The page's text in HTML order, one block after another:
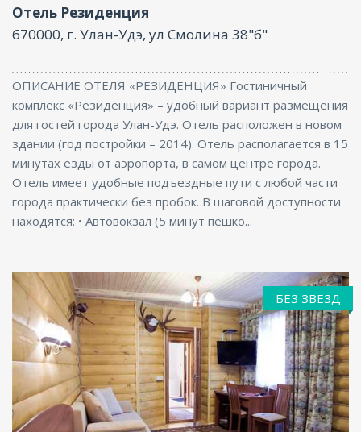
Отель Резиденция
670000, г. Улан-Удэ, ул Смолина 38"б"
ОПИСАНИЕ ОТЕЛЯ «РЕЗИДЕНЦИЯ» Гостиничный
комплекс «Резиденция» – удобный вариант размещения
для гостей города Улан-Удэ. Отель расположен в новом
здании (год постройки – 2014). Отель располагается в 15
минутах езды от аэропорта, в самом центре города.
Отель имеет удобные подъездные пути с любой части
города практически без пробок. В шаговой доступности
находятся: • Автовокзал (5 минут пешко...
БЕЗ ЗВЁЗД